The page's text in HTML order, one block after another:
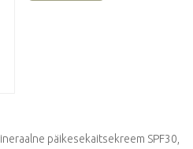
päikesekaitsekreem SPF30,